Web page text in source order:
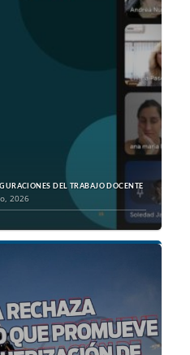
DEL TRABAJO DOCENTE
2026